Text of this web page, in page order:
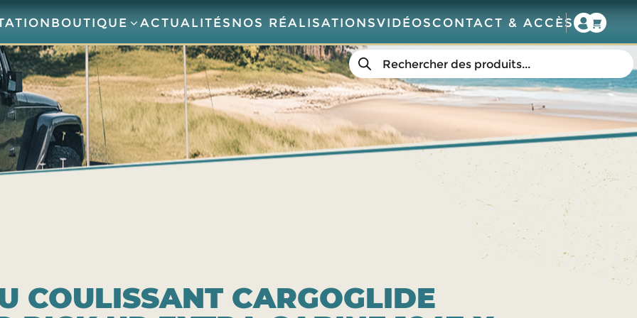
Recherche
de
produits
BOUTIQUE ACTUALITÉS NOS RÉALISATIONSVIDÉOS CONTACT & ACCÈS
COULISSANT CARGOGLIDE